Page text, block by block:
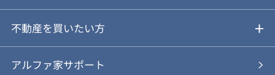
ご売却ガイド
ご売却の流れ
不動産を買いたい方
ご購入ガイド
アルファ家サポート